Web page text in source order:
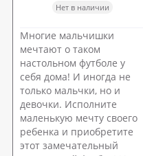
Нет в наличии
Многие мальчишки
мечтают о таком
настольном футболе у
себя дома! И иногда не
только мальчки, но и
девочки. Исполните
маленькую мечту своего
ребенка и приобретите
этот замечательный